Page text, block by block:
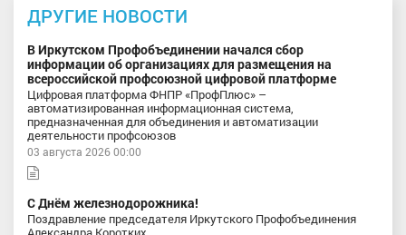
ДРУГИЕ НОВОСТИ
В Иркутском Профобъединении начался сбор
информации об организациях для размещения на
всероссийской профсоюзной цифровой платформе
Цифровая платформа ФНПР «ПрофПлюс» –
автоматизированная информационная система,
предназначенная для объединения и автоматизации
деятельности профсоюзов
03 августа 2026 00:00
С Днём железнодорожника!
Поздравление председателя Иркутского Профобъединения